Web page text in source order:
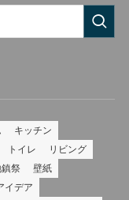
キッチン
トイレ
リビング
祭
壁紙
イデア